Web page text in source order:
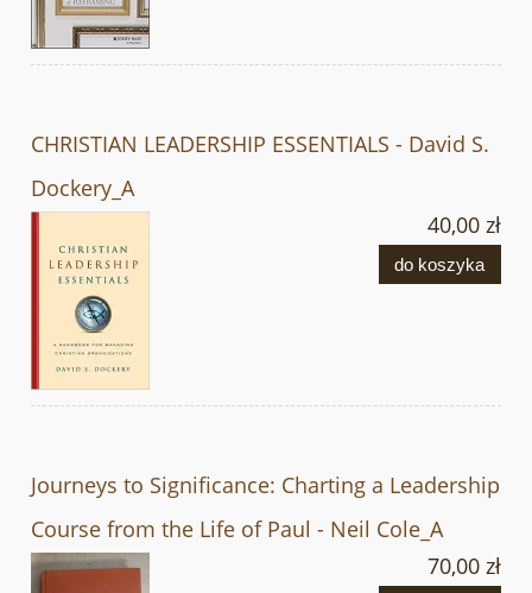
CHRISTIAN LEADERSHIP ESSENTIALS - David S.
Dockery_A
40,00 zł
do koszyka
Journeys to Significance: Charting a Leadership
Course from the Life of Paul - Neil Cole_A
70,00 zł